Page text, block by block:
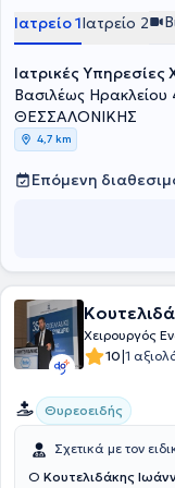
Ιατρείο 1Ιατρείο 2
Ιατρικές Υπηρεσίες
Βασιλέως
ΘΕΣΣΑΛΟΝΙΚΗΣ
4,7 km
Επόμενη
Χειρουργός
10|1
Θυρεοειδής
Σχετικά με τον
Ο Κουτελιδάκης